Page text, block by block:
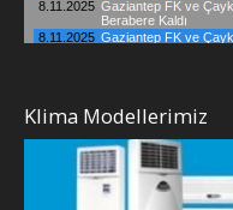
Klima Modellerimiz